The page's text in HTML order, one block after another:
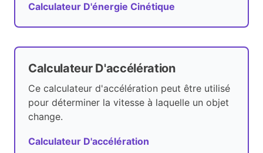
Calculateur D'énergie Cinétique
Calculateur D'accélération
Ce calculateur d'accélération peut être utilisé
pour déterminer la vitesse à laquelle un objet
change.
Calculateur D'accélération